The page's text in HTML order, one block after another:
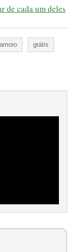
de cada um deles
grátis